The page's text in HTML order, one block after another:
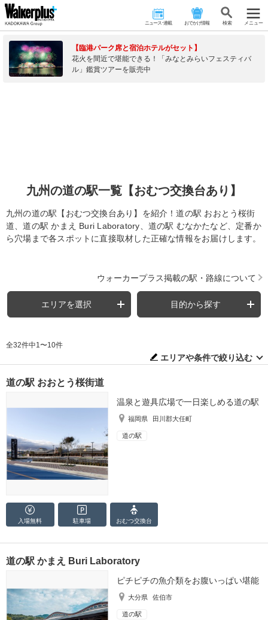
ニュース･連載 おでかけ情報 検 索 メニュー
【臨港パーク席と宿泊ホテルがセット】
花火を間近で堪能できる！「みなとみらいフェスティバ
ル」鑑賞ツアーを販売中
九州の道の駅一覧【おむつ交換台あり】
九州の道の駅【おむつ交換台あり】を紹介！道の駅 おおとう桜街
道、道の駅 かまえ Buri Laboratory、道の駅 むなかたなど、定番か
ら穴場まで各スポットに直接取材した正確な情報をお届けします。
ウォーカープラス掲載の駅・路線について
エリアを選択 目的から探す
全32件中1〜10件
エリアや条件で絞り込む
道の駅 おおとう桜街道
温泉と遊具広場で一日楽しめる道の駅
福岡県 田川郡大任町
道の駅
入場無料 駐車場 おむつ交換台
道の駅 かまえ Buri Laboratory
ピチピチの魚介類をお腹いっぱい堪能
大分県 佐伯市
道の駅